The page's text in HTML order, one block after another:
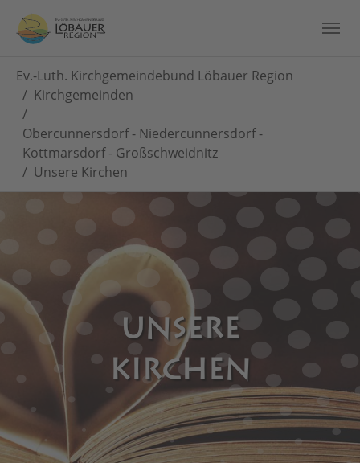
Ev.-Luth. Kirchgemeindebund Löbauer Region
Kirchgemeinden
Obercunnersdorf - Niedercunnersdorf -
Kottmarsdorf - Großschweidnitz
Unsere Kirchen
UNSERE
KIRCHEN